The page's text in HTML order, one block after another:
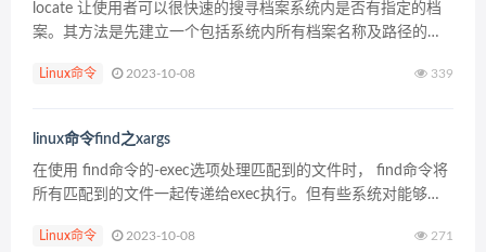
locate 让使用者可以很快速的搜寻档案系统内是否有指定的档
案。其方法是先建立一个包括系统内所有档案名称及路径的数
档案系统之中了。在一般的 distribution...
Linux命令 2023-10-08 339
linux命令find之xargs
在使用 find命令的-exec选项处理匹配到的文件时， find命令将
所有匹配到的文件一起传递给exec执行。但有些系统对能够传
就会出现溢出错误。错误信息...
Linux命令 2023-10-08 271